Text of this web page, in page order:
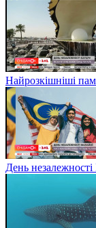
Найрозкішніші
День незалежності